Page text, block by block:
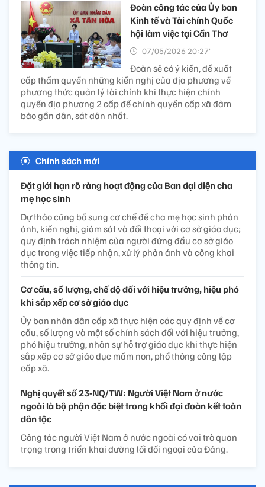
Đoàn công tác của Ủy ban
Kinh tế và Tài chính Quốc
hội làm việc tại Cần Thơ
07/05/2026 20:27’
Đoàn sẽ có ý kiến, đề xuất
cấp thẩm quyền những kiến nghị của địa phương về
phương thức quản lý tài chính khi thực hiện chính
quyền địa phương 2 cấp để chính quyền cấp xã đảm
bảo gần dân, sát dân nhất.
Chính sách mới
Đặt giới hạn rõ ràng hoạt động của Ban đại diện cha
mẹ học sinh
Dự thảo cũng bổ sung cơ chế để cha mẹ học sinh phản
ánh, kiến nghị, giám sát và đối thoại với cơ sở giáo dục;
quy định trách nhiệm của người đứng đầu cơ sở giáo
dục trong việc tiếp nhận, xử lý phản ánh và công khai
thông tin.
Cơ cấu, số lượng, chế độ đối với hiệu trưởng, hiệu phó
khi sắp xếp cơ sở giáo dục
Ủy ban nhân dân cấp xã thực hiện các quy định về cơ
cấu, số lượng và một số chính sách đối với hiệu trưởng,
phó hiệu trưởng, nhân sự hỗ trợ giáo dục khi thực hiện
sắp xếp cơ sở giáo dục mầm non, phổ thông công lập
cấp xã.
Nghị quyết số 23-NQ/TW: Người Việt Nam ở nước
ngoài là bộ phận đặc biệt trong khối đại đoàn kết toàn
dân tộc
Công tác người Việt Nam ở nước ngoài có vai trò quan
trọng trong triển khai đường lối đối ngoại của Đảng.